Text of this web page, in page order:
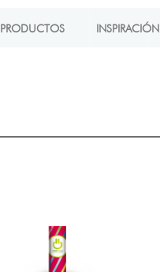
PRODUCTOS INSPIRACIÓN